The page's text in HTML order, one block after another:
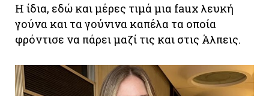
Η ίδια, εδώ και μέρες τιμά μια faux λευκή
γούνα και τα γούνινα καπέλα τα οποία
φρόντισε να πάρει μαζί τις και στις Άλπεις.